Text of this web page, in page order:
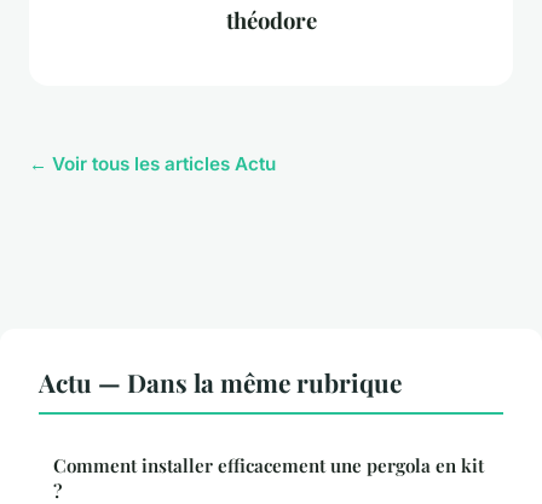
théodore
← Voir tous les articles Actu
Actu — Dans la même rubrique
Comment installer efficacement une pergola en kit
?